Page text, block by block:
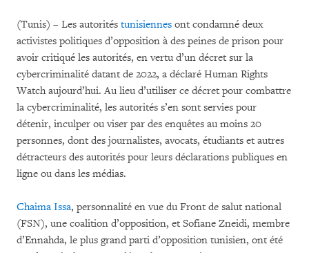
(Tunis) – Les autorités tunisiennes ont condamné deux
activistes politiques d’opposition à des peines de prison pour
avoir critiqué les autorités, en vertu d’un décret sur la
cybercriminalité datant de 2022, a déclaré Human Rights
Watch aujourd’hui. Au lieu d’utiliser ce décret pour combattre
la cybercriminalité, les autorités s’en sont servies pour
détenir, inculper ou viser par des enquêtes au moins 20
personnes, dont des journalistes, avocats, étudiants et autres
détracteurs des autorités pour leurs déclarations publiques en
ligne ou dans les médias.
Chaima Issa, personnalité en vue du Front de salut national
(FSN), une coalition d’opposition, et Sofiane Zneidi, membre
d’Ennahda, le plus grand parti d’opposition tunisien, ont été